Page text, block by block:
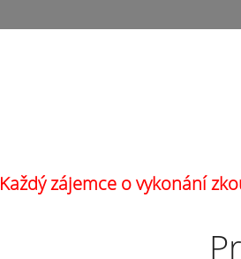
Každý zájemce o vykonání